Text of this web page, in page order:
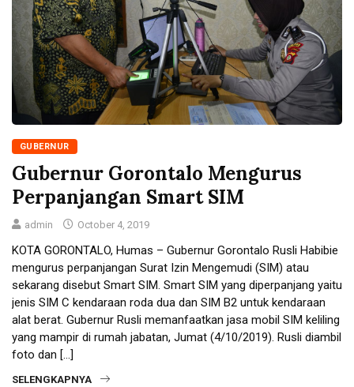
GUBERNUR
Gubernur Gorontalo Mengurus
Perpanjangan Smart SIM
admin October 4, 2019
KOTA GORONTALO, Humas – Gubernur Gorontalo Rusli Habibie
mengurus perpanjangan Surat Izin Mengemudi (SIM) atau
sekarang disebut Smart SIM. Smart SIM yang diperpanjang yaitu
jenis SIM C kendaraan roda dua dan SIM B2 untuk kendaraan
alat berat. Gubernur Rusli memanfaatkan jasa mobil SIM keliling
yang mampir di rumah jabatan, Jumat (4/10/2019). Rusli diambil
foto dan […]
SELENGKAPNYA